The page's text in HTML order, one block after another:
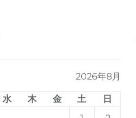
2026年8月
水 木 金 土
日